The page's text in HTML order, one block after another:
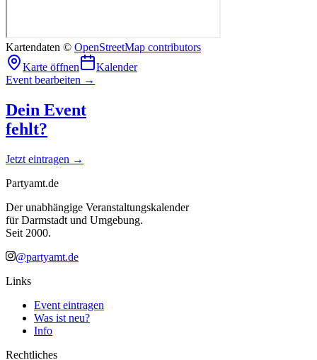
Kartendaten © OpenStreetMap contributors
Karte öffnen
Kalender
Event bearbeiten →
Dein Event
fehlt?
Jetzt eintragen →
Partyamt.de
Der unabhängige Veranstaltungskalender
für Darmstadt und Umgebung.
Seit 2000.
@partyamt.de
Links
Event eintragen
Was ist neu?
Info
Rechtliches